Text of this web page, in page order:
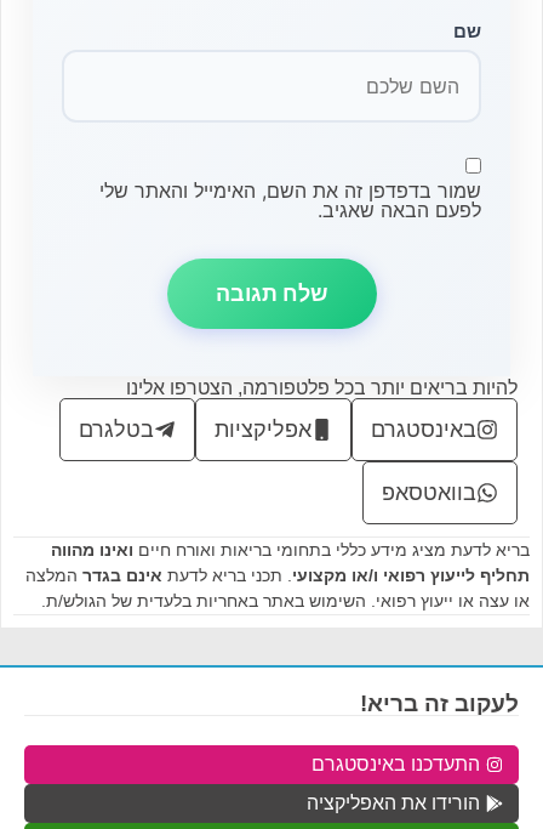
שם
שמור בדפדפן זה את השם, האימייל והאתר שלי
לפעם הבאה שאגיב.
להיות בריאים יותר בכל פלטפורמה, הצטרפו אלינו
באינסטגרם אפליקציות בטלגרם
בוואטסאפ
בריא לדעת מציג מידע כללי בתחומי בריאות ואורח חיים ואינו מהווה
תחליף לייעוץ רפואי ו/או מקצועי . תכני בריא לדעת אינם בגדר המלצה
או עצה או ייעוץ רפואי. השימוש באתר באחריות בלעדית של הגולש/ת.
לעקוב זה בריא!
התעדכנו באינסטגרם
הורידו את האפליקציה